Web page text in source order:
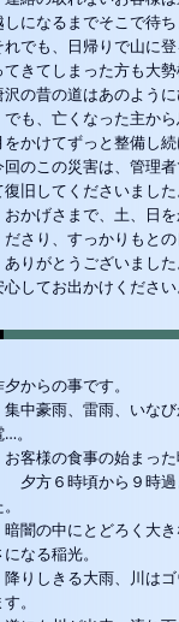
しになるまでそこで待ち
れでも、日帰りで山に
てきてしまった方も大勢
沢の昔の道はあのように
も、亡くなった主から
をかけてずっと整備し続
回のこの災害は、管理
復旧してくださいました
かげさまで、土、日を
ださり、すっかりもとの
りがとうございました
心してお出かけください
夕からの事です。
中豪雨、雷雨、いなび
。
客様の食事の始まった
方６時頃から９時過
闇の中にとどろく大き
なる稲光。
りしきる大雨、川はゴ
。